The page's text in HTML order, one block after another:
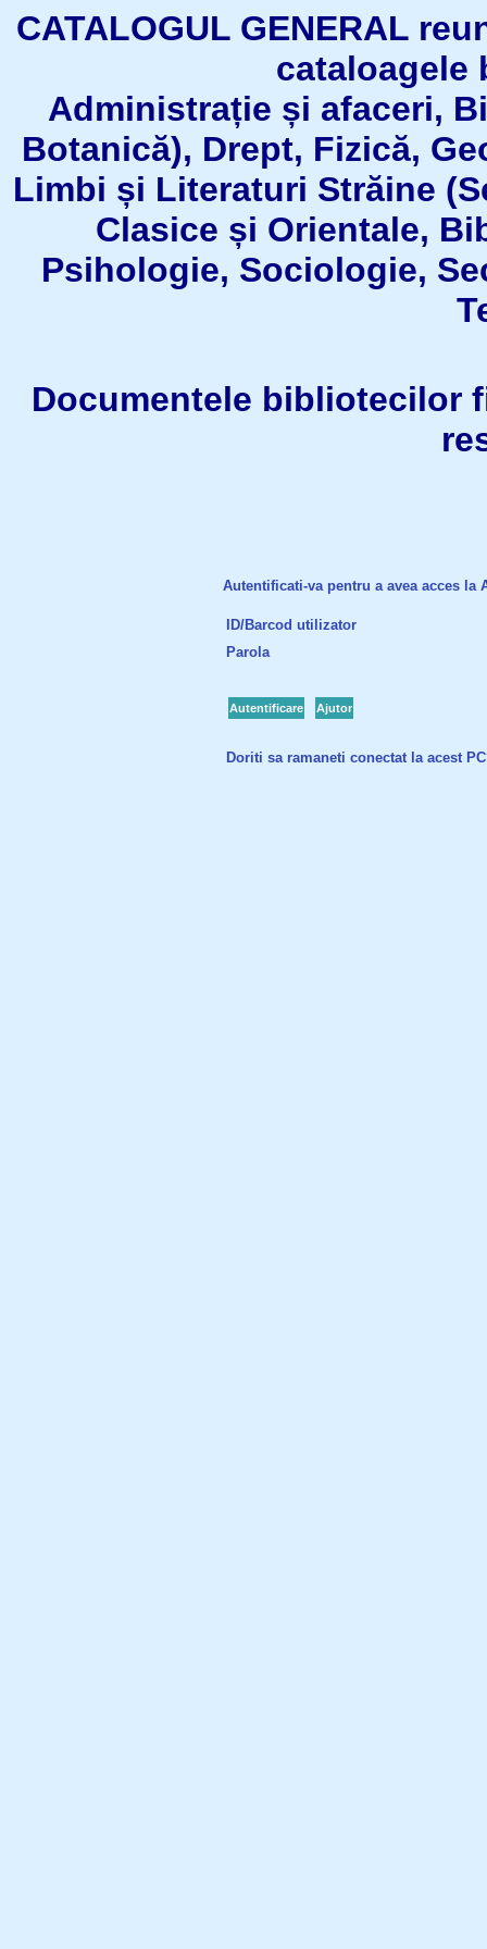
CATALOGUL GENERAL
Administrație și afaceri,
Botanică), Drept, Fizică,
Limbi și Literaturi Străine
Clasice și Orientale,
Psihologie, Sociologie,
Documentele bibliotecilor
Autentificati-va pentru a avea acces
ID/Barcod utilizator
Parola
Autentificare Ajutor
Doriti sa ramaneti conectat la acest